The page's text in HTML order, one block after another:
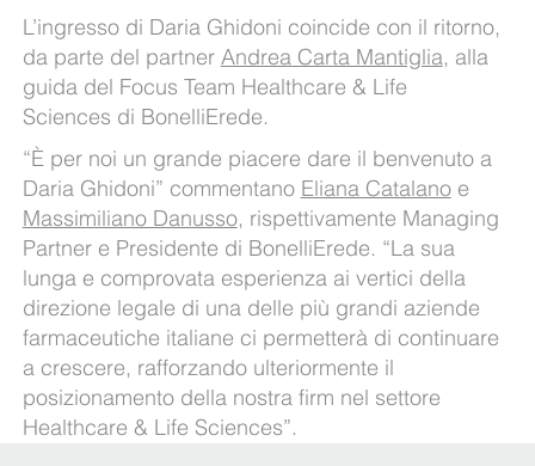
L’ingresso di Daria Ghidoni coincide con il ritorno,
da parte del partner Andrea Carta Mantiglia, alla
guida del Focus Team Healthcare & Life
Sciences di BonelliErede.
“È per noi un grande piacere dare il benvenuto a
Daria Ghidoni” commentano Eliana Catalanoe
Massimiliano Danusso, rispettivamente Managing
Partner e Presidente di BonelliErede. “La sua
lunga e comprovata esperienza ai vertici della
direzione legale di una delle più grandi aziende
farmaceutiche italiane ci permetterà di continuare
a crescere, rafforzando ulteriormente il
posizionamento della nostra firm nel settore
Healthcare & Life Sciences”.